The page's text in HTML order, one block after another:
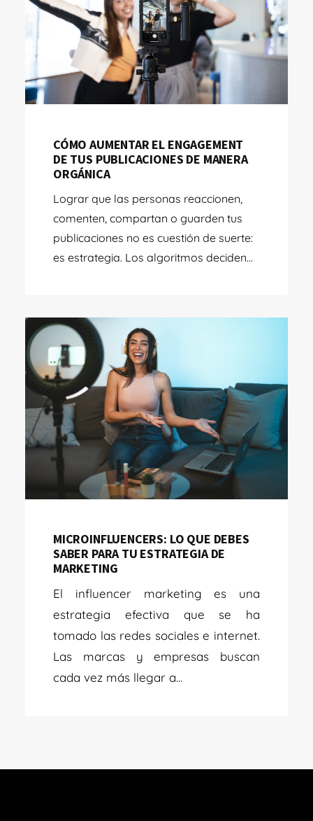
CÓMO AUMENTAR EL ENGAGEMENT
DE TUS PUBLICACIONES DE MANERA
ORGÁNICA
Lograr que las personas reaccionen,
comenten, compartan o guarden tus
publicaciones no es cuestión de suerte:
es estrategia. Los algoritmos deciden...
MICROINFLUENCERS: LO QUE DEBES
SABER PARA TU ESTRATEGIA DE
MARKETING
El influencer marketing es una
estrategia efectiva que se ha
tomado las redes sociales e internet.
Las marcas y empresas buscan
cada vez más llegar a...